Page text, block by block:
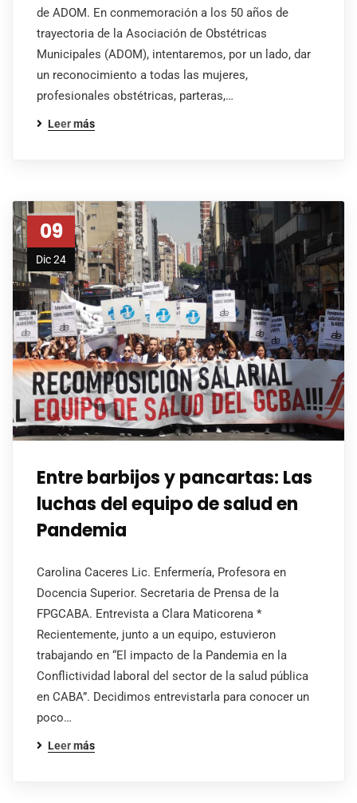
de ADOM. En conmemoración a los 50 años de
trayectoria de la Asociación de Obstétricas
Municipales (ADOM), intentaremos, por un lado, dar
un reconocimiento a todas las mujeres,
profesionales obstétricas, parteras,…
Leer más
09
Dic 24
Entre barbijos y pancartas: Las
luchas del equipo de salud en
Pandemia
Carolina Caceres Lic. Enfermería, Profesora en
Docencia Superior. Secretaria de Prensa de la
FPGCABA. Entrevista a Clara Maticorena *
Recientemente, junto a un equipo, estuvieron
trabajando en “El impacto de la Pandemia en la
Conflictividad laboral del sector de la salud pública
en CABA”. Decidimos entrevistarla para conocer un
poco…
Leer más